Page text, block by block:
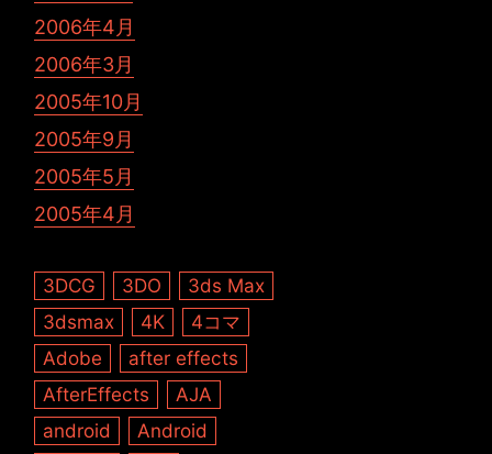
2006年4月
2006年3月
2005年10月
2005年9月
2005年5月
2005年4月
3DCG 3DO
3ds Max
3dsmax
4K
4コマ
Adobe
after effects
AfterEffects
AJA
android
Android